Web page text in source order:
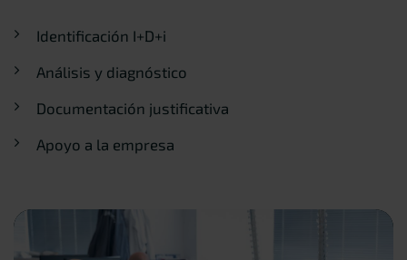
Identificación I+D+i
Análisis y diagnóstico
Documentación justificativa
Apoyo a la empresa